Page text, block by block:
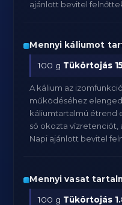
ajánlott bevitel
Mennyi káliumot
100 g Tükörtojás
A kálium az
működéséhez
káliumtartalmú étrend
só okozta vízretenciót,
Napi ajánlott bevitel
Mennyi vasat
100 g Tükörtojás